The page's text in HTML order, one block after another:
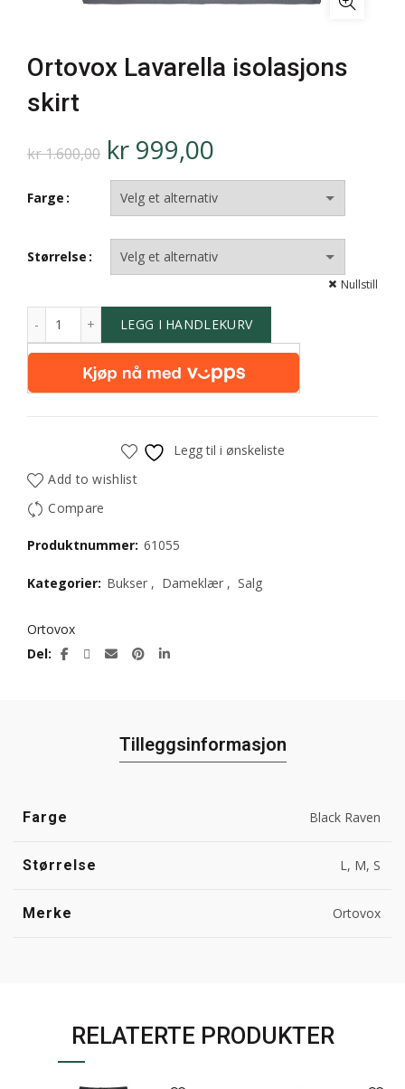
Ortovox Lavarella isolasjons
skirt
kr1.600,00 kr 999,00
Farge
Størrelse
Nullstill
LEGG I HANDLEKURV
Legg til i ønskeliste
Add to wishlist
Compare
Produktnummer: 61055
Kategorier: Bukser , Dameklær , Salg
Ortovox
Del
Tilleggsinformasjon
Farge Black Raven
Størrelse L, M, S
Merke Ortovox
RELATERTE PRODUKTER